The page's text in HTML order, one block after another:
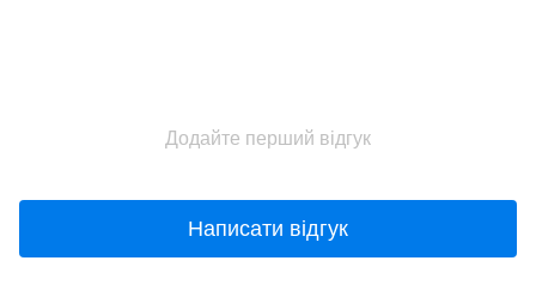
Додайте перший відгук
Написати відгук